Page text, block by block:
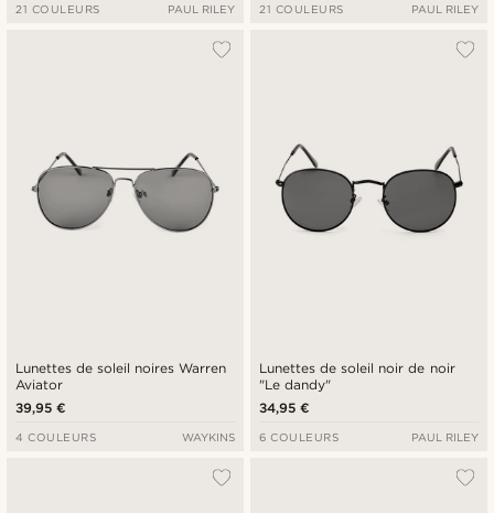
21 COULEURS PAUL RILEY 21 COULEURS PAUL RILEY
Lunettes de soleil noires Warren
Aviator
39,95 €
4 COULEURS WAYKINS
Lunettes de soleil noir de noir
"Le dandy"
34,95 €
6 COULEURS PAUL RILEY